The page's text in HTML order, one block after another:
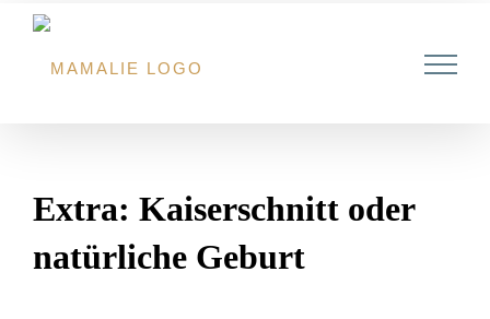
Zum
springen
Extra: Kaiserschnitt oder
natürliche Geburt